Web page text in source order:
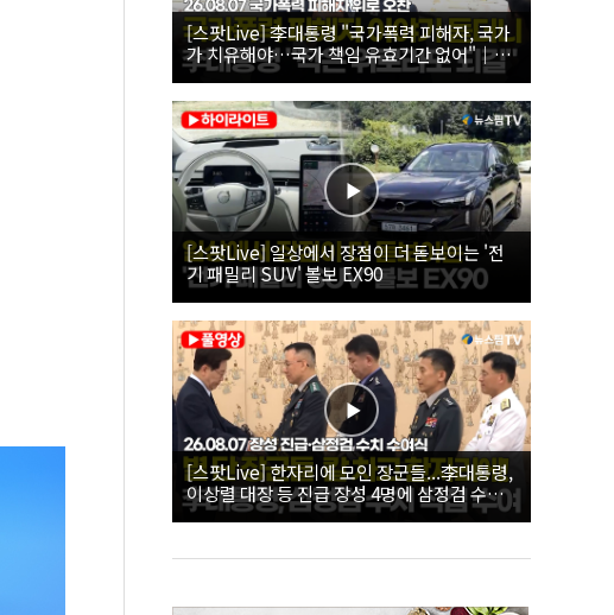
[스팟Live] 李대통령 "국가폭력 피해자, 국가
가 치유해야…국가 책임 유효기간 없어"｜
26.08.07 국가폭력 피해자 위로 오찬
[스팟Live] 일상에서 장점이 더 돋보이는 '전
기 패밀리 SUV' 볼보 EX90
[스팟Live] 한자리에 모인 장군들...李대통령,
이상렬 대장 등 진급 장성 4명에 삼정검 수치
직접 수여｜26.08.07 장성 진급·삼정검 수치